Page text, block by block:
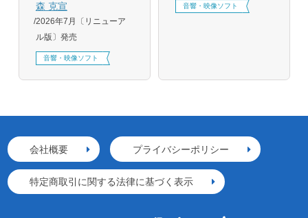
森 克宣
2026年7月〔リニューア
ル版〕発売
音響・映像ソフト
音響・映像ソフト
会社概要 プライバシーポリシー
特定商取引に関する法律に基づく表示